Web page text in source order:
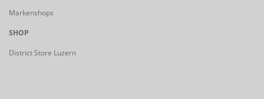
Markenshops
SHOP
District Store Luzern